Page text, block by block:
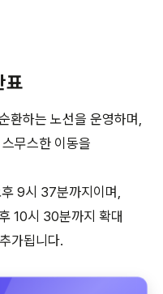
표
환하는 노선을 운영하며,
무스한 이동을
9시 37분까지이며,
10시 30분까지 확대
가됩니다.